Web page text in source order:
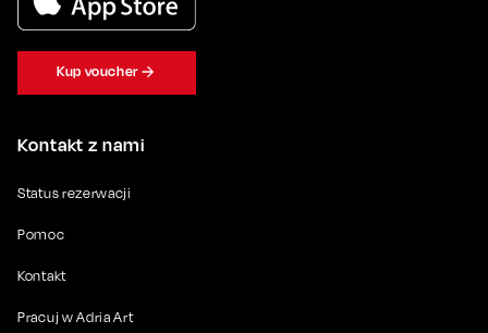
Kontakt z nami
Status rezerwacji
Pomoc
Kontakt
Pracuj w Adria Art
Kup voucher